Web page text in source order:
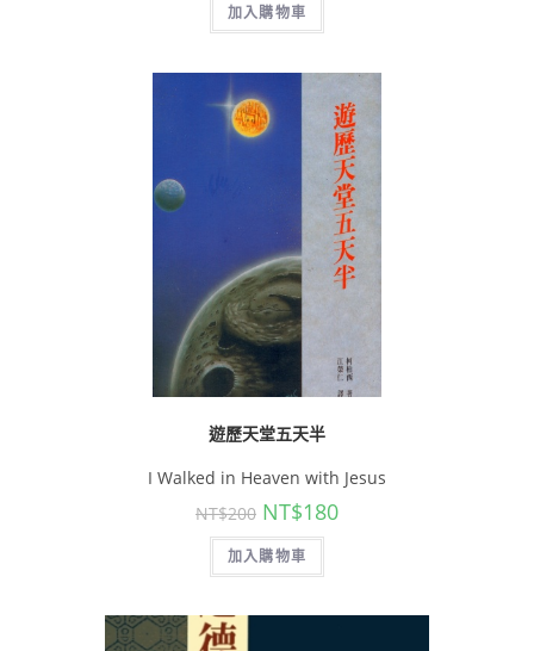
加入購物車
遊歷天堂五天半
I Walked in Heaven with Jesus
NT$200 NT$180
加入購物車